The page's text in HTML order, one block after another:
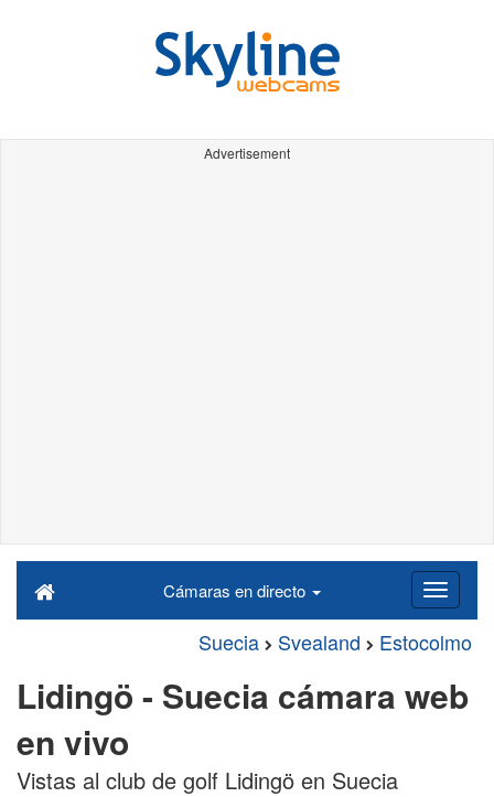
Advertisement
Cámaras en directo
Suecia Svealand Estocolmo
Lidingö - Suecia cámara web
en vivo
Vistas al club de golf Lidingö en Suecia